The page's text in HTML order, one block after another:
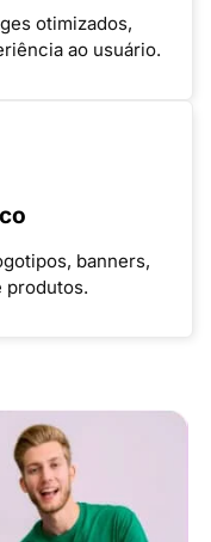
otimizados,
ao usuário.
banners,
produtos.